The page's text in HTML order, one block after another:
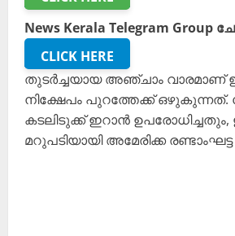
News Kerala Telegram Group
CLICK HERE
തുടര്‍ച്ചയായ അഞ്ചാം വാരമാണ്
നിക്ഷേപം പുറത്തേക്ക്
കടലിടുക്ക് ഇറാന്‍
മറുപടിയായി അമേരിക്ക രണ്ടാംഘട്ട